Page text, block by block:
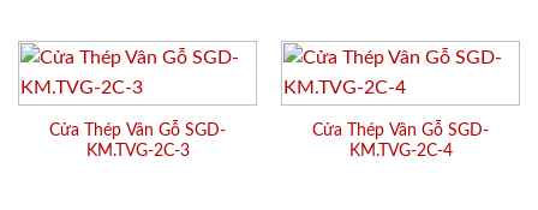
Cửa Thép Vân Gỗ SGD-
KM.TVG-2C-3
Cửa Thép Vân Gỗ SGD-
KM.TVG-2C-4